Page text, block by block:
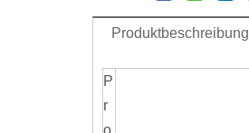
Produktbeschreibung
P
r